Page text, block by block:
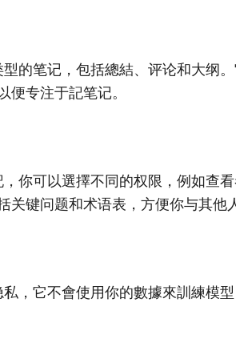
的笔记，包括總結、评论和大纲
便专注于記笔记。
你可以選擇不同的权限，例如查
关键问题和术语表，方便你与其他
，它不會使用你的數據來訓練模